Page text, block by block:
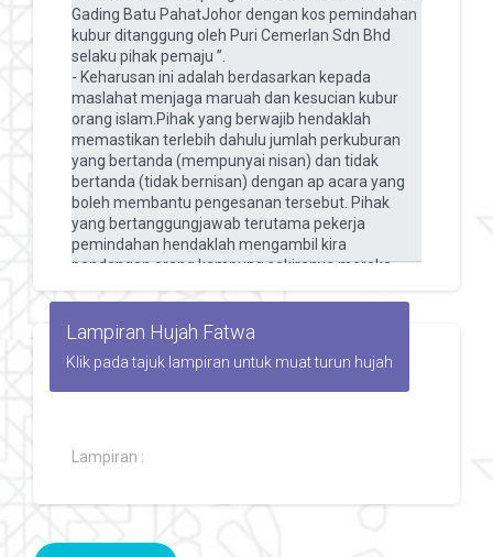
Lampiran Hujah Fatwa
Klik pada tajuk lampiran untuk muat turun hujah
Lampiran :